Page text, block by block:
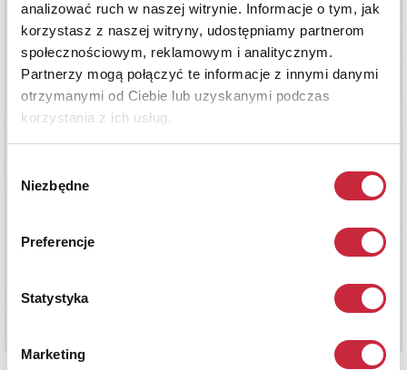
analizować ruch w naszej witrynie. Informacje o tym, jak
korzystasz z naszej witryny, udostępniamy partnerom
społecznościowym, reklamowym i analitycznym.
Partnerzy mogą połączyć te informacje z innymi danymi
otrzymanymi od Ciebie lub uzyskanymi podczas
korzystania z ich usług.
zgody
Niezbędne
Preferencje
Statystyka
Marketing